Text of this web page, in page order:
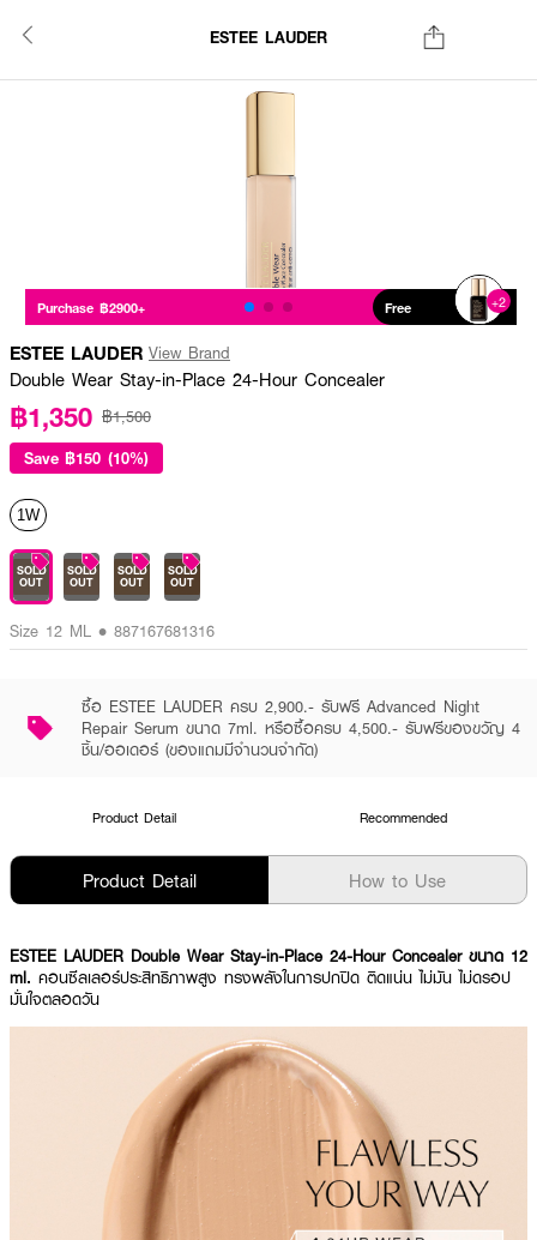
ESTEE LAUDER
Purchase ฿2900+ Free +2
ESTEE LAUDER View Brand
Double Wear Stay-in-Place 24-Hour Concealer
฿1,350 ฿1,500
Save ฿150 (10%)
1W
SOLD
OUT
SOLD
OUT
SOLD
OUT
SOLD
OUT
Size 12 ML • 887167681316
ซื้อ ESTEE LAUDER ครบ 2,900.- รับฟรี Advanced Night
Repair Serum ขนาด 7ml. หรือซื้อครบ 4,500.- รับฟรีของขวัญ 4
ชิ้น/ออเดอร์ (ของแถมมีจำนวนจำกัด)
Product Detail Recommended
Product Detail How to Use
ESTEE LAUDER Double Wear Stay-in-Place 24-Hour Concealer ขนาด 12
ml. คอนซีลเลอร์ประสิทธิภาพสูง ทรงพลังในการปกปิด ติดแน่น ไม่มัน ไม่ดรอป
มั่นใจตลอดวัน